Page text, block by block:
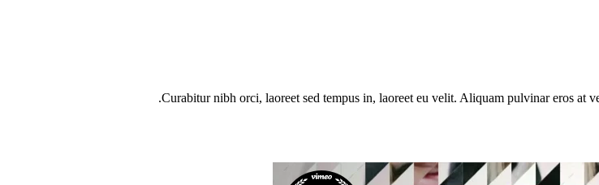
Curabitur nibh orci, laoreet sed tempus in, laoreet eu velit. Aliquam pulvinar eros at